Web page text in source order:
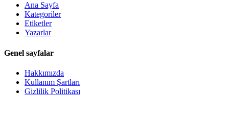
Ana Sayfa
Kategoriler
Etiketler
Yazarlar
Genel sayfalar
Hakkımızda
Kullanım Şartları
Gizlilik Politikası